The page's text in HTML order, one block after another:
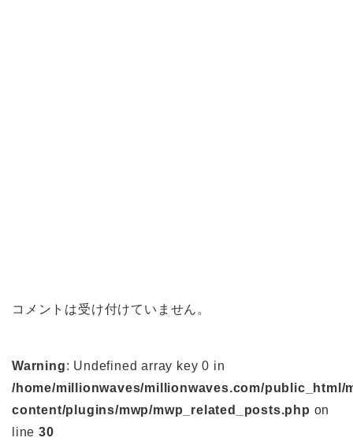
コメントは受け付けていません。
Warning: Undefined array key 0 in
/home/millionwaves/millionwaves.com/public_html/
content/plugins/mwp/mwp_related_posts.php on
line 30